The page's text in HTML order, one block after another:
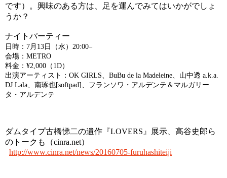
です）。興味のある方は、足を運んでみてはいかがでしょ
うか？
ナイトパーティー
日時：7月13日（水）20:00–
会場：METRO
料金：¥2,000（1D）
出演アーティスト：OK GIRLS、BuBu de la Madeleine、山中透 a.k.a.
DJ Lala、南琢也[softpad]、フランソワ・アルデンテ＆マルガリー
タ・アルデンテ
ダムタイプ古橋悌二の遺作『LOVERS』展示、高谷史郎ら
のトークも（cinra.net）
http://www.cinra.net/news/20160705-furuhashiteiji